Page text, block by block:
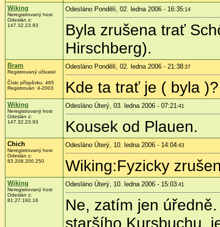
Wiking
Neregistrovaný host
Odeslán z:
147.32.23.93
Odesláno Pondělí, 02. ledna 2006 - 16:35:14
Byla zrušena trať
Hirschberg).
Bram
Registrovaný uživatel
Číslo příspěvku: 465
Registrován: 4-2003
Odesláno Pondělí, 02. ledna 2006 - 21:38:37
Kde ta trať je ( byla )?
Wiking
Neregistrovaný host
Odeslán z:
147.32.23.93
Odesláno Úterý, 03. ledna 2006 - 07:21 :41
Kousek od Plauen.
Chich
Neregistrovaný host
Odeslán z:
83.208.200.250
Odesláno Úterý, 10. ledna 2006 - 14:04:43
Wiking:Fyzicky
Wiking
Neregistrovaný host
Odeslán z:
81.27.192.16
Odesláno Úterý, 10. ledna 2006 - 15:03:41
Ne, zatím jen
staršího Kursbuchu,